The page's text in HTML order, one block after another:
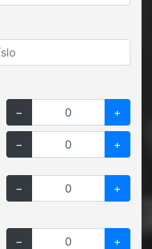
−
+
−
+
− +
− +